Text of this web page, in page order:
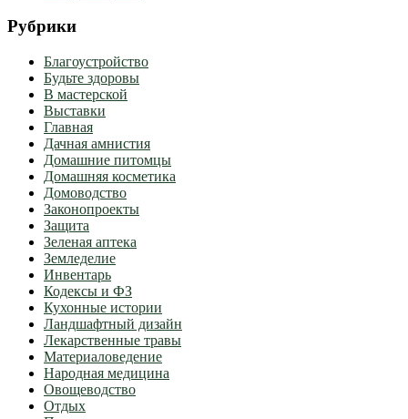
Рубрики
Благоустройство
Будьте здоровы
В мастерской
Выставки
Главная
Дачная амнистия
Домашние питомцы
Домашняя косметика
Домоводство
Законопроекты
Защита
Зеленая аптека
Земледелие
Инвентарь
Кодексы и ФЗ
Кухонные истории
Ландшафтный дизайн
Лекарственные травы
Материаловедение
Народная медицина
Овощеводство
Отдых